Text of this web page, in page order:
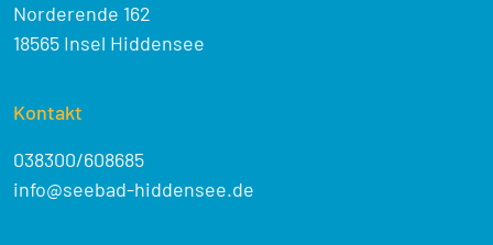
Norderende 162
18565 Insel Hiddensee
Kontakt
038300/608685
info@seebad-hiddensee.de